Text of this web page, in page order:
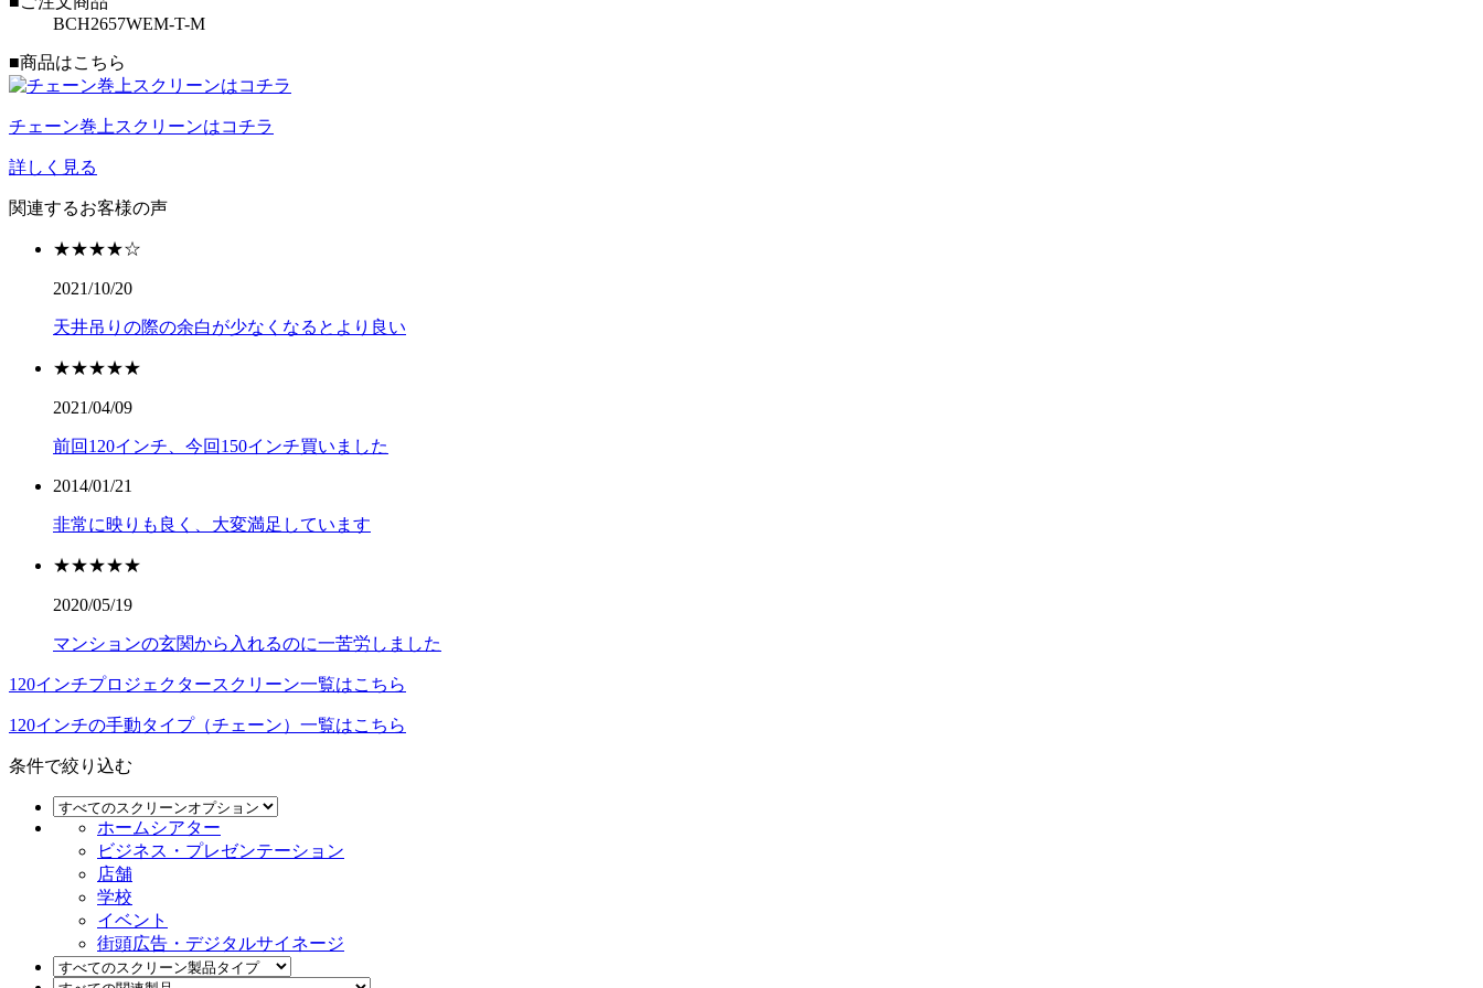
BCH2657WEM-T-M
■商品はこちら
チェーン巻上スクリーンはコチラ
詳しく見る
関連するお客様の声
★★★★☆
2021/10/20
天井吊りの際の余白が少なくなるとより良い
★★★★★
2021/04/09
前回120インチ、今回150インチ買いました
2014/01/21
非常に映りも良く、大変満足しています
★★★★★
2020/05/19
マンションの玄関から入れるのに一苦労しました
120インチプロジェクタースクリーン一覧はこちら
120インチの手動タイプ（チェーン）一覧はこちら
条件で絞り込む
ホームシアター
ビジネス・プレゼンテーション
店舗
学校
イベント
街頭広告・デジタルサイネージ